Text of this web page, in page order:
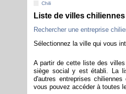
Chili
Liste de villes
Rechercher une entreprise
Sélectionnez la ville qui vous
A partir de cette liste des
siège social y est établi. La
d'autres entreprises
vous pouvez accéder à toutes